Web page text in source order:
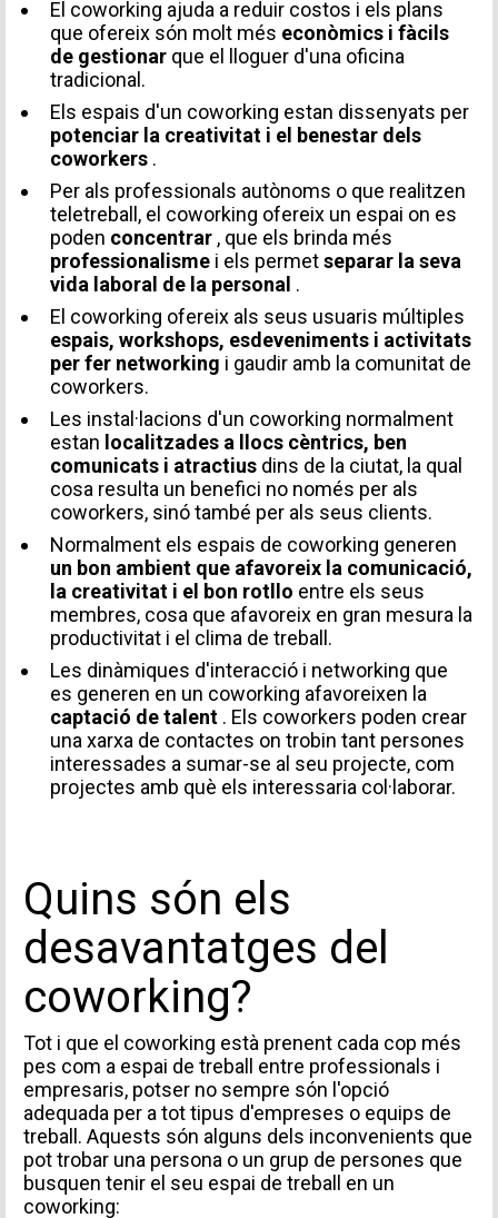
El coworking ajuda a reduir costos i els plans
que ofereix són molt més econòmics i fàcils
de gestionar que el lloguer d'una oficina
tradicional.
Els espais d'un coworking estan dissenyats per
potenciar la creativitat i el benestar dels
coworkers .
Per als professionals autònoms o que realitzen
teletreball, el coworking ofereix un espai on es
poden concentrar , que els brinda més
professionalisme i els permetseparar la seva
vida laboral de la personal .
El coworking ofereix als seus usuaris múltiples
espais, workshops, esdeveniments i activitats
per fer networking i gaudir amb la comunitat de
coworkers.
Les instal·lacions d'un coworking normalment
estan localitzades a llocs cèntrics, ben
comunicats i atractius dins de la ciutat, la qual
cosa resulta un benefici no només per als
coworkers, sinó també per als seus clients.
Normalment els espais de coworking generen
un bon ambient que afavoreix la comunicació,
la creativitat i el bon rotllo entre els seus
membres, cosa que afavoreix en gran mesura la
productivitat i el clima de treball.
Les dinàmiques d'interacció i networking que
es generen en un coworking afavoreixen la
captació de talent . Els coworkers poden crear
una xarxa de contactes on trobin tant persones
interessades a sumar-se al seu projecte, com
projectes amb què els interessaria col·laborar.
Quins són els
desavantatges del
coworking?
Tot i que el coworking està prenent cada cop més
pes com a espai de treball entre professionals i
empresaris, potser no sempre són l'opció
adequada per a tot tipus d'empreses o equips de
treball. Aquests són alguns dels inconvenients que
pot trobar una persona o un grup de persones que
busquen tenir el seu espai de treball en un
coworking:
Missatge
Accepto rebre comunicacions d'Aticco
Accepto laPolítica de Privacitat*